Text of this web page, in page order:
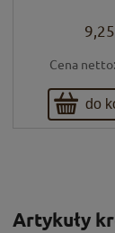
Cena netto:
do
Artykuły